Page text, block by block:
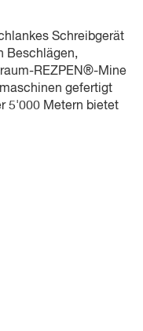
Schreibgerät
Beschlägen,
REZPEN®-Mine
gefertigt
5'000 Metern bietet